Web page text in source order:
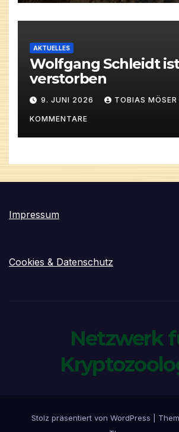
AKTUELLES
Wolfgang Schleidt ist
verstorben
9. JUNI 2026 TOBIAS MÖSER
KOMMENTARE
Impressum
Cookies & Datenschutz
Netzwerk
Stolz präsentiert von WordPress